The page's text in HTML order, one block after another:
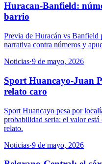
Huracan-Banfield:
barrio
Previa de Huracán vs Banfield
narrativa contra números y
Noticias·9 de mayo, 2026
Sport Huancayo-Juan
relato caro
Sport Huancayo pesa por
probabilidad seria: el valor
relato.
Noticias·9 de mayo, 2026